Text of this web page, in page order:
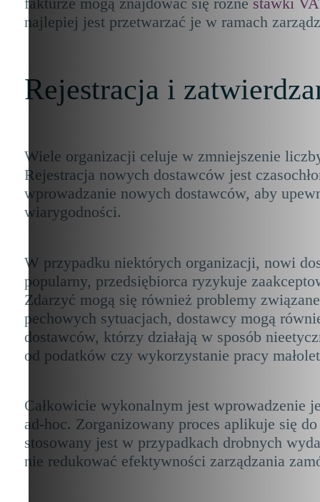
najlepiej jest przetwarzać je w ramach
Rejestracja i
Wiele organizacji celuje w zmniejszenie
Rejestracja nowych dostawców jest
wprowadzanie nowych dostawców, aby
wiarygodności.
W przypadku niektórych organizacji, nowi
popularny, przedsiębiorca ryzykuje
Zdarzyć mogą się również problemy
pechowych sytuacjach, dostawcy mogą
dostawców, którzy działają w sposób
od podatków czy wykorzystanie pracy
Całkowicie wykonalnym jest wprowadzenie
ad-hoc. Zorganizowany proces aplikuje się
stosowany jest w przypadkach drobnych
nie redukować efektywności zarządzania